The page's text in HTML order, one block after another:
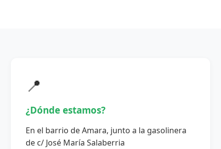
📍
¿Dónde estamos?
En el barrio de Amara, junto a la gasolinera
de c/ José María Salaberria